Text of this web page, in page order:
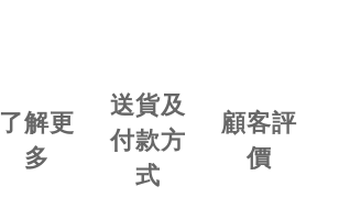
了解更
多
送貨及
付款方
式
顧客評
價